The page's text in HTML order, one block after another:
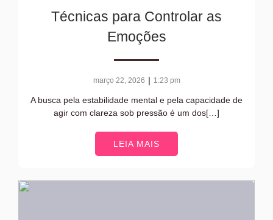
Técnicas para Controlar as
Emoções
março 22, 2026 | 1:23 pm
A busca pela estabilidade mental e pela capacidade de
agir com clareza sob pressão é um dos[…]
LEIA MAIS